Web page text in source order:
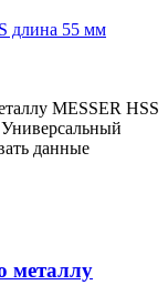
длина 55 мм
MESSER HSS
данные
металлу